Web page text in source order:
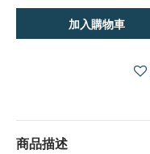
加入購物車
商品描述